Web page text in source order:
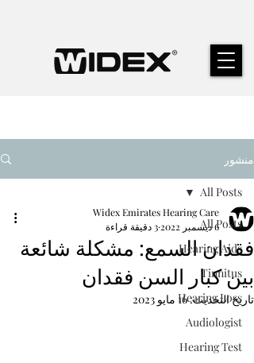
منشور
All Posts
Hearing Aids
Tinnitus
Hearing Loss
Audiologist
Hearing Test
All Posts
فقدان السمع: مشكلة شائعة
بين كبار السن فقدان
Widex Emirates Hearing Care
6 ديسمبر 2022
3 دقيقة قراءة
تاريخ التحديث:16 مايو 2023